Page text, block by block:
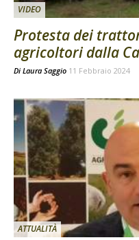
VIDEO
Protesta dei
agricoltori dalla
Di Laura Saggio 11 Febbraio 2024
ATTUALITÀ